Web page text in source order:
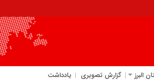
البرز گزارش تصویری یادداشت